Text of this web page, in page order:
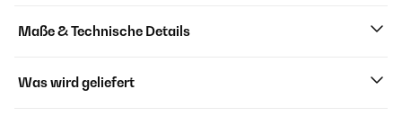
Maße & Technische Details
Was wird geliefert